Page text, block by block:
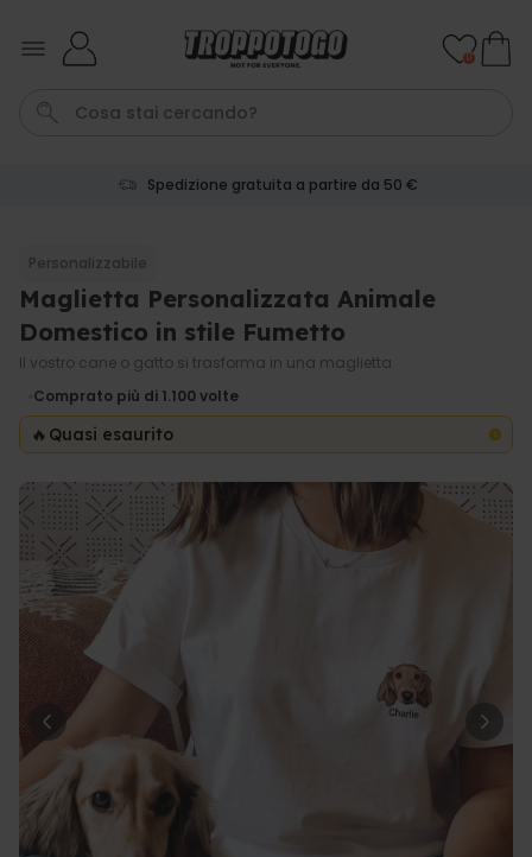
Personalizzabile
Boccale da Birra
Personalizzato con Logo e
Faccia
19,99 €
Personalizzabile
Master Barbecue con Foto
Comprato
più di 2.500
29,99 €
volte
Personalizzabile
Bicchiere da Gin
più di 9.900
19,99 €
0
Spedizione gratuita a partire da 50 €
Personalizzabile
Maglietta Personalizzata Animale
Domestico in stile Fumetto
Il vostro cane o gatto si trasforma in una maglietta
Comprato più di 1.100volte
🔥 Quasi esaurito